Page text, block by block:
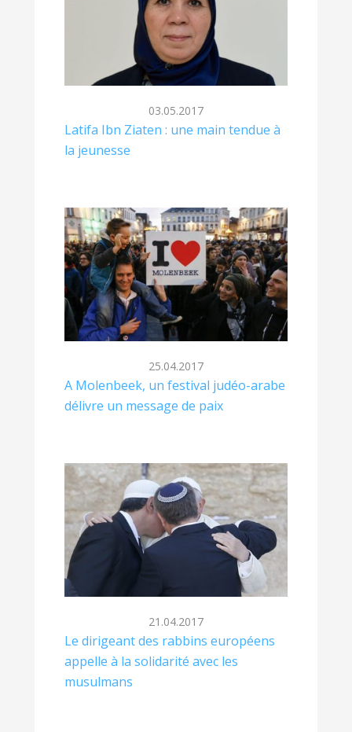
03.05.2017
Latifa Ibn Ziaten : une main tendue à
la jeunesse
25.04.2017
A Molenbeek, un festival judéo-arabe
délivre un message de paix
21.04.2017
Le dirigeant des rabbins européens
appelle à la solidarité avec les
musulmans